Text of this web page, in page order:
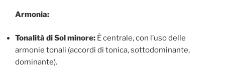
Armonia:
Tonalità di Sol minore: È centrale, con l’uso delle
armonie tonali (accordi di tonica, sottodominante,
dominante).